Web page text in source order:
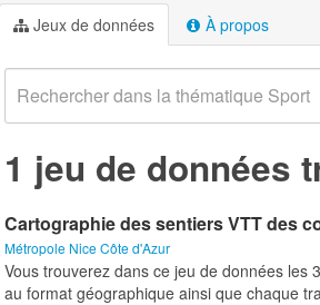
Jeux de données À propos
1 jeu de données
Cartographie des sentiers VTT des
Métropole Nice Côte d'Azur
Vous trouverez dans ce jeu de données les
au format géographique ainsi que chaque